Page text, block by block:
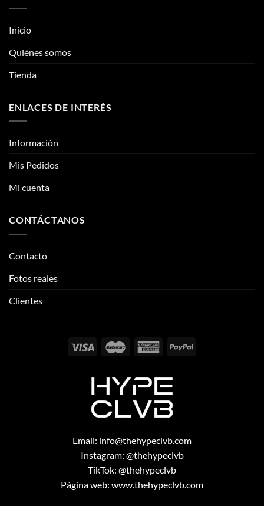
Inicio
Quiénes somos
Tienda
ENLACES DE INTERÉS
Información
Mis Pedidos
Mi cuenta
CONTÁCTANOS
Contacto
Fotos reales
Clientes
Email: info@thehypeclvb.com
Instagram: @thehypeclvb
TikTok: @thehypeclvb
Página web: www.thehypeclvb.com